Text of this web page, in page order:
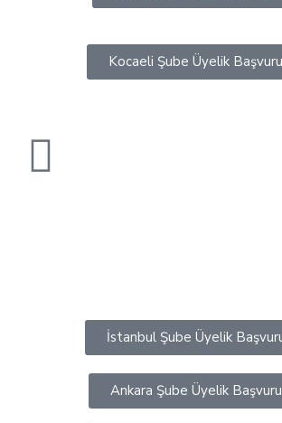
Kocaeli Şube Üyelik
İstanbul Şube Üyelik
Ankara Şube Üyelik